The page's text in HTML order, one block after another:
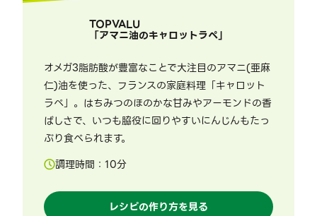
TOPVALU
「アマニ油のキャロットラペ」
オメガ3脂肪酸が豊富なことで大注目のアマニ(亜麻
仁)油を使った、フランスの家庭料理「キャロット
ラペ」。はちみつのほのかな甘みやアーモンドの香
ばしさで、いつも脇役に回りやすいにんじんもたっ
ぷり食べられます。
調理時間： 10分
レシピの作り方を見る